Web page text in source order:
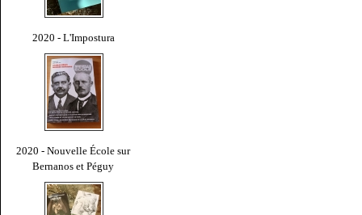
2020 - L'Impostura
2020 - Nouvelle École sur
Bernanos et Péguy